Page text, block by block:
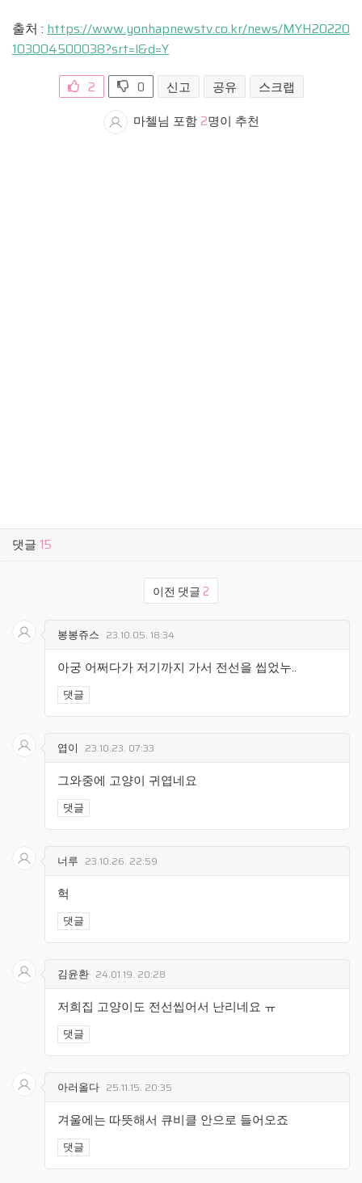
출처 : https://www.yonhapnewstv.co.kr/news/MYH20220
103004500038?srt=l&d=Y
2 0 신고 공유
스크랩
마첼님 포함 2명이 추천
댓글 15
이전 댓글 2
봉봉쥬스 23.10.05. 18:34
아궁 어쩌다가 저기까지 가서 전선을 씹었누..
댓글
엽이 23.10.23. 07:33
그와중에 고양이 귀엽네요
댓글
너루 23.10.26. 22:59
헉
댓글
김윤환 24.01.19. 20:28
저희집 고양이도 전선씹어서 난리네요 ㅠ
댓글
아러올다 25.11.15. 20:35
겨울에는 따뜻해서 큐비클 안으로 들어오죠
댓글